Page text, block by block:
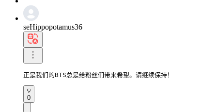
seHippopotamus36
正是我们的BTS总是给粉丝们带来希望。请继续保持！
0